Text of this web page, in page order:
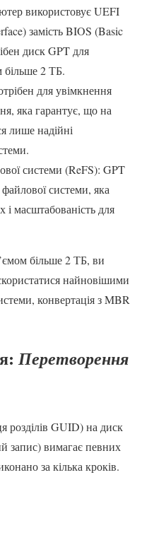
використовує UEFI
замість BIOS (Basic
диск GPT для
більше 2 ТБ.
для увімкнення
яка гарантує, що на
лише надійні
системи (ReFS): GPT
системи, яка
і масштабованість для
більше 2 ТБ, ви
найновішими
конвертація з MBR
Перетворення
розділів GUID) на диск
запис) вимагає певних
за кілька кроків.